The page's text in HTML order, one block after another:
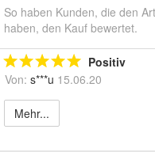
So haben Kunden, die den
haben, den Kauf bewertet.
Positiv
Von: s***u 15.06.20
Mehr...